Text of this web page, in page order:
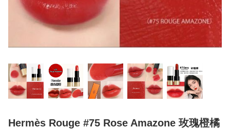
Hermès Rouge #75 Rose Amazone 玫瑰橙橘